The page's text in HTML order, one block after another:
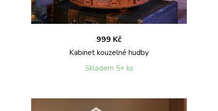
999 Kč
Kabinet kouzelné hudby
Skladem 5+ ks